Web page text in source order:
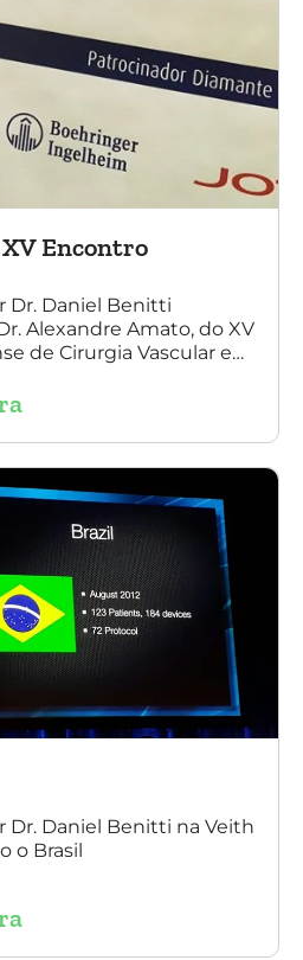
Encontro
Dr. Daniel Benitti
Alexandre Amato, do XV
de Cirurgia Vascular e
Dr. Daniel Benitti na Veith
o Brasil